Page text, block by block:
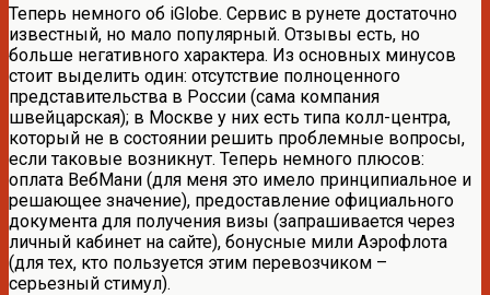
Теперь немного об iGlobe. Сервис в рунете достаточно
известный, но мало популярный. Отзывы есть, но
больше негативного характера. Из основных минусов
стоит выделить один: отсутствие полноценного
представительства в России (сама компания
швейцарская); в Москве у них есть типа колл-центра,
который не в состоянии решить проблемные вопросы,
если таковые возникнут. Теперь немного плюсов:
оплата ВебМани (для меня это имело принципиальное и
решающее значение), предоставление официального
документа для получения визы (запрашивается через
личный кабинет на сайте), бонусные мили Аэрофлота
(для тех, кто пользуется этим перевозчиком –
серьезный стимул).